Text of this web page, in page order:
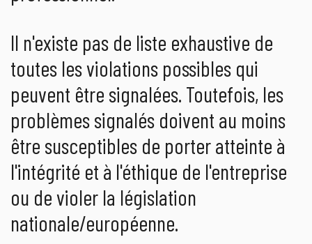
Il n'existe pas de liste exhaustive de
toutes les violations possibles qui
peuvent être signalées. Toutefois, les
problèmes signalés doivent au moins
être susceptibles de porter atteinte à
l'intégrité et à l'éthique de l'entreprise
ou de violer la législation
nationale/européenne.